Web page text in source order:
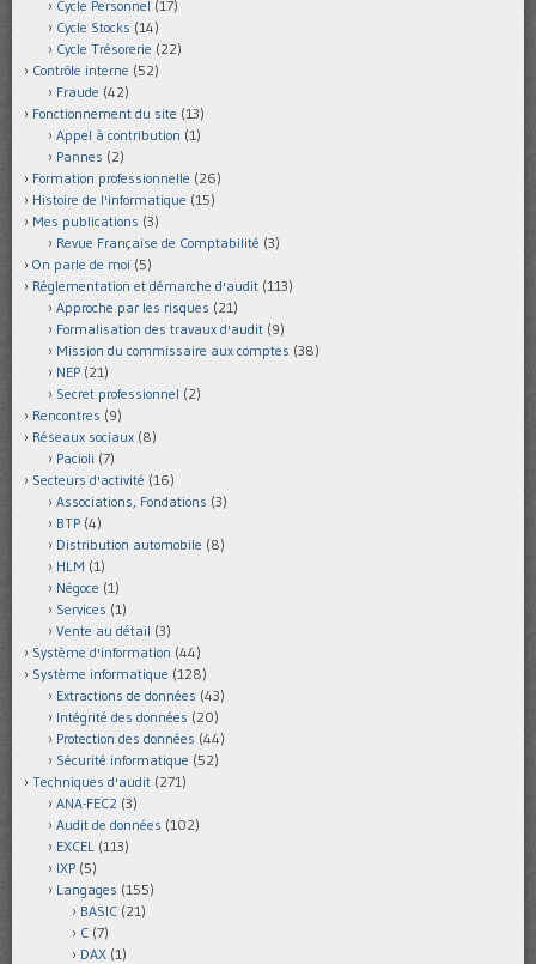
Cycle Personnel (17)
Cycle Stocks (14)
Cycle Trésorerie (22)
Contrôle interne (52)
Fraude (42)
Fonctionnement du site (13)
Appel à contribution (1)
Pannes (2)
Formation professionnelle (26)
Histoire de l'informatique (15)
Mes publications (3)
Revue Française de Comptabilité (3)
On parle de moi (5)
Réglementation et démarche d'audit (113)
Approche par les risques (21)
Formalisation des travaux d'audit (9)
Mission du commissaire aux comptes (38)
NEP (21)
Secret professionnel (2)
Rencontres (9)
Réseaux sociaux (8)
Pacioli (7)
Secteurs d'activité (16)
Associations, Fondations (3)
BTP (4)
Distribution automobile (8)
HLM (1)
Négoce (1)
Services (1)
Vente au détail (3)
Système d'information (44)
Système informatique (128)
Extractions de données (43)
Intégrité des données (20)
Protection des données (44)
Sécurité informatique (52)
Techniques d'audit (271)
ANA-FEC2 (3)
Audit de données (102)
EXCEL (113)
IXP (5)
Langages (155)
BASIC (21)
C (7)
DAX (1)